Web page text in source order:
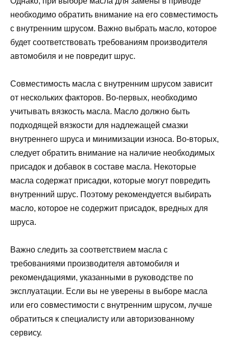
необходимо обратить внимание на его совместимость
с внутренним шрусом. Важно выбрать масло, которое
будет соответствовать требованиям производителя
автомобиля и не повредит шрус.
Совместимость масла с внутренним шрусом зависит
от нескольких факторов. Во-первых, необходимо
учитывать вязкость масла. Масло должно быть
подходящей вязкости для надлежащей смазки
внутреннего шруса и минимизации износа. Во-вторых,
следует обратить внимание на наличие необходимых
присадок и добавок в составе масла. Некоторые
масла содержат присадки, которые могут повредить
внутренний шрус. Поэтому рекомендуется выбирать
масло, которое не содержит присадок, вредных для
шруса.
Важно следить за соответствием масла с
требованиями производителя автомобиля и
рекомендациями, указанными в руководстве по
эксплуатации. Если вы не уверены в выборе масла
или его совместимости с внутренним шрусом, лучше
обратиться к специалисту или авторизованному
сервису.